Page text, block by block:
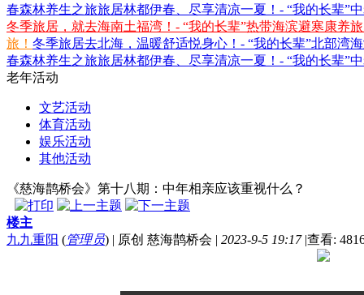
春森林养生之旅旅居林都伊春、尽享清凉一夏！- “我的长辈”
冬季旅居，就去海南土福湾！- “我的长辈”热带海滨避寒康养
旅！ 冬季旅居去北海，温暖舒适悦身心！- “我的长辈”北部湾
春森林养生之旅旅居林都伊春、尽享清凉一夏！- “我的长辈”
老年活动
文艺活动
体育活动
娱乐活动
其他活动
《慈海鹊桥会》第十八期：中年相亲应该重视什么？
楼主
九九重阳 (管理员) | 原创 慈海鹊桥会 | 2023-9-5 19:17 |查看: